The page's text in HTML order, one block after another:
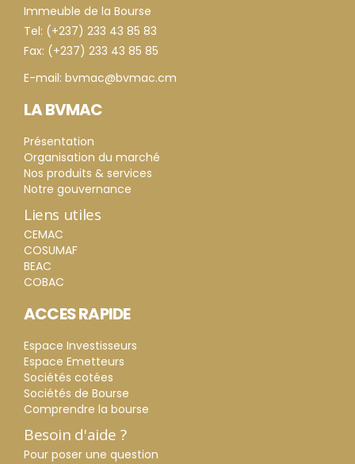
Immeuble de la Bourse
Tel: (+237) 233 43 85 83
Fax: (+237) 233 43 85 85
E-mail: bvmac@bvmac.cm
LA BVMAC
Présentation
Organisation du marché
Nos produits & services
Notre gouvernance
Liens utiles
CEMAC
COSUMAF
BEAC
COBAC
ACCES RAPIDE
Espace Investisseurs
Espace Emetteurs
Sociétés cotées
Sociétés de Bourse
Comprendre la bourse
Besoin d'aide ?
Pour poser une question